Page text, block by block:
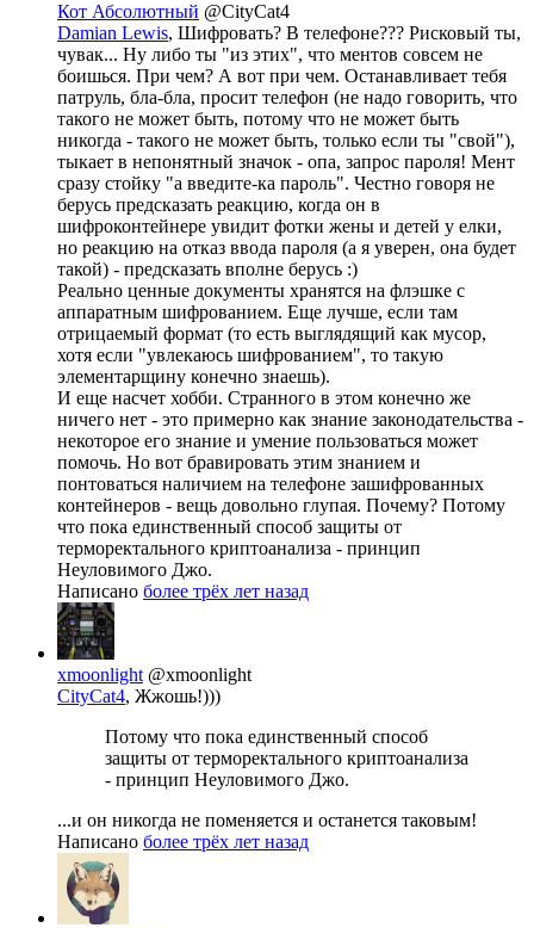
Кот Абсолютный @CityCat4
Damian Lewis, Шифровать? В телефоне??? Рисковый ты,
чувак... Ну либо ты "из этих", что ментов совсем не
боишься. При чем? А вот при чем. Останавливает тебя
патруль, бла-бла, просит телефон (не надо говорить, что
такого не может быть, потому что не может быть
никогда - такого не может быть, только если ты "свой"),
тыкает в непонятный значок - опа, запрос пароля! Мент
сразу стойку "а введите-ка пароль". Честно говоря не
берусь предсказать реакцию, когда он в
шифроконтейнере увидит фотки жены и детей у елки,
но реакцию на отказ ввода пароля (а я уверен, она будет
такой) - предсказать вполне берусь :)
Реально ценные документы хранятся на флэшке с
аппаратным шифрованием. Еще лучше, если там
отрицаемый формат (то есть выглядящий как мусор,
хотя если "увлекаюсь шифрованием", то такую
элементарщину конечно знаешь).
И еще насчет хобби. Странного в этом конечно же
ничего нет - это примерно как знание законодательства -
некоторое его знание и умение пользоваться может
помочь. Но вот бравировать этим знанием и
понтоваться наличием на телефоне зашифрованных
контейнеров - вещь довольно глупая. Почему? Потому
что пока единственный способ защиты от
терморектального криптоанализа - принцип
Неуловимого Джо.
Написано более трёх лет назад
xmoonlight @xmoonlight
CityCat4, Жжошь!)))
Потому что пока единственный способ
защиты от терморектального криптоанализа
- принцип Неуловимого Джо.
...и он никогда не поменяется и останется таковым!
Написано более трёх лет назад